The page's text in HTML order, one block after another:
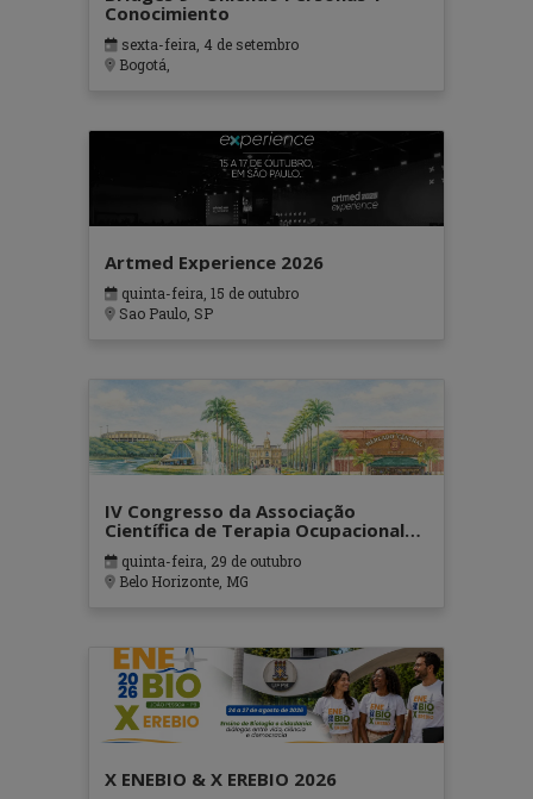
Conocimiento
sexta-feira, 4 de setembro
Bogotá,
Artmed Experience 2026
quinta-feira, 15 de outubro
Sao Paulo, SP
IV Congresso da Associação
Científica de Terapia Ocupacional
em Contextos Hospitalares e
Cuidados Paliativos - ATOHOSP
quinta-feira, 29 de outubro
Belo Horizonte, MG
X ENEBIO & X EREBIO 2026